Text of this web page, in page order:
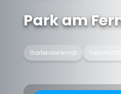
Park am
Gartendenkmal